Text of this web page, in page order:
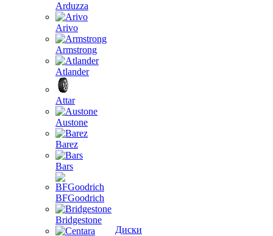
Arduzza
Arivo
Armstrong
Atlander
Attar
Austone
Barez
Bars
BFGoodrich
Bridgestone
Диски